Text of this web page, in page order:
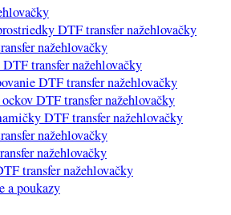
DTF transfer nažehlovačky
nažehlovačky
transfer nažehlovačky
DTF transfer nažehlovačky
DTF transfer nažehlovačky
DTF transfer nažehlovačky
nažehlovačky
nažehlovačky
transfer nažehlovačky
a poukazy